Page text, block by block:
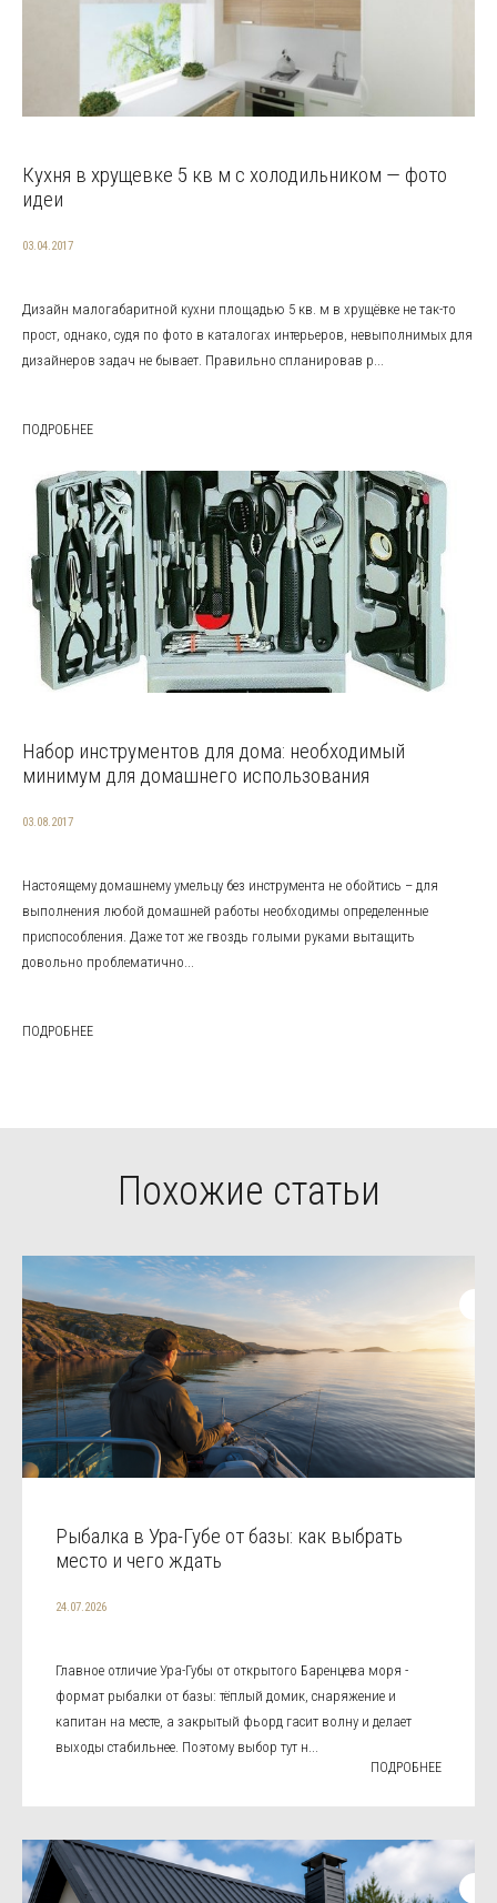
Кухня в хрущевке 5 кв м с холодильником — фото
идеи
03.04.2017
Дизайн малогабаритной кухни площадью 5 кв. м в хрущёвке не так-то
прост, однако, судя по фото в каталогах интерьеров, невыполнимых для
дизайнеров задач не бывает. Правильно спланировав р...
ПОДРОБНЕЕ
Набор инструментов для дома: необходимый
минимум для домашнего использования
03.08.2017
Настоящему домашнему умельцу без инструмента не обойтись – для
выполнения любой домашней работы необходимы определенные
приспособления. Даже тот же гвоздь голыми руками вытащить
довольно проблематично...
ПОДРОБНЕЕ
Похожие статьи
Рыбалка в Ура-Губе от базы: как выбрать
место и чего ждать
24.07.2026
Главное отличие Ура-Губы от открытого Баренцева моря -
формат рыбалки от базы: тёплый домик, снаряжение и
капитан на месте, а закрытый фьорд гасит волну и делает
выходы стабильнее. Поэтому выбор тут н...
ПОДРОБНЕЕ